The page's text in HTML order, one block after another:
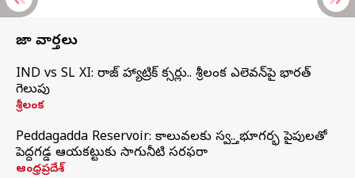
తాజా వార్తలు
IND vs SL XI: సిరాజ్‌ హ్యాట్రిక్‌ సిక్సర్లు.. శ్రీలంక ఎలెవన్‌పై భారత్‌
గెలుపు
శ్రీలంక
Peddagadda Reservoir: కాలువలకు స్వస్తి.. భూగర్భ పైపులతో
పెద్దగడ్డ ఆయకట్టుకు సాగునీటి సరఫరా
ఆంధ్రప్రదేశ్